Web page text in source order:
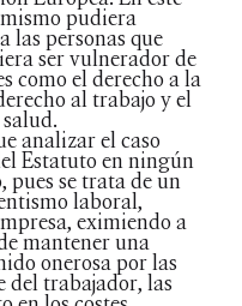
pudiera
personas que
ser vulnerador de
como el derecho a la
al trabajo y el
analizar el caso
Estatuto en ningún
pues se trata de un
laboral,
eximiendo a
mantener una
onerosa por las
del trabajador, las